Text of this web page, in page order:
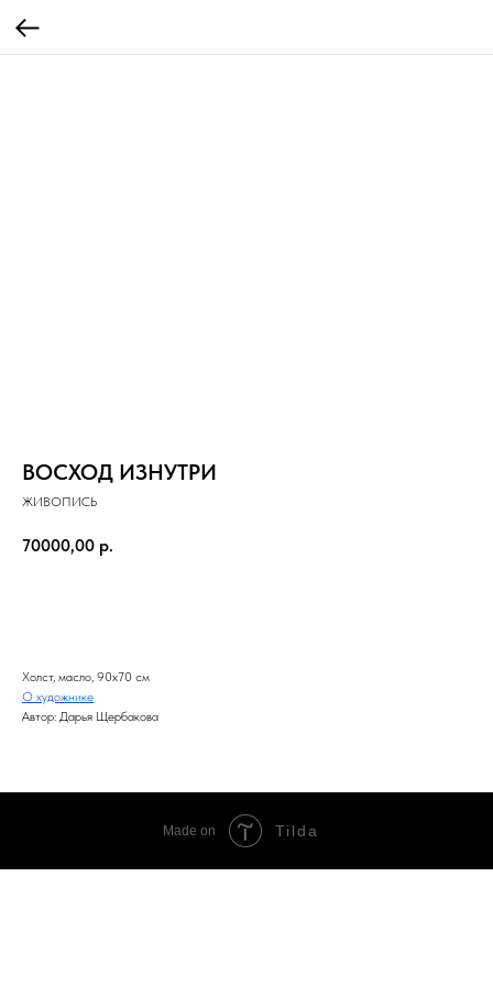
ВОСХОД ИЗНУТРИ
ЖИВОПИСЬ
70000,00 р.
Холст, масло, 90x70 см
О художнике
Автор: Дарья Щербакова
Made on Tilda